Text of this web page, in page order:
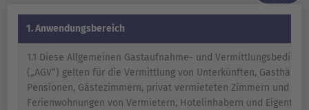
1. Anwendungsbereich
1.1 Diese Allgemeinen Gastaufnahme- und
(„AGV“) gelten für die Vermittlung von Unterkünften,
Pensionen, Gästezimmern, privat vermieteten Zimmern und
Ferienwohnungen von Vermietern, Hotelinhabern und